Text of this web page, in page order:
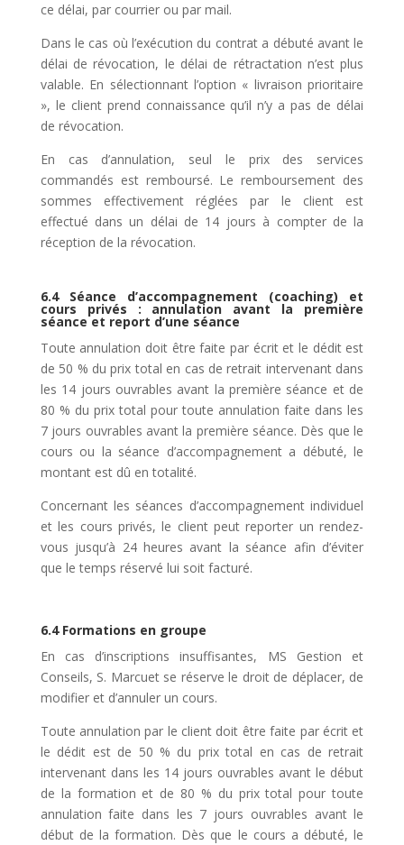
ce délai, par courrier ou par mail.
Dans le cas où l’exécution du contrat a débuté avant le
délai de révocation, le délai de rétractation n’est plus
valable. En sélectionnant l’option « livraison prioritaire
», le client prend connaissance qu’il n’y a pas de délai
de révocation.
En cas d’annulation, seul le prix des services
commandés est remboursé. Le remboursement des
sommes effectivement réglées par le client est
effectué dans un délai de 14 jours à compter de la
réception de la révocation.
6.4 Séance d’accompagnement (coaching) et
cours privés : annulation avant la première
séance et report d’une séance
Toute annulation doit être faite par écrit et le dédit est
de 50 % du prix total en cas de retrait intervenant dans
les 14 jours ouvrables avant la première séance et de
80 % du prix total pour toute annulation faite dans les
7 jours ouvrables avant la première séance. Dès que le
cours ou la séance d’accompagnement a débuté, le
montant est dû en totalité.
Concernant les séances d’accompagnement individuel
et les cours privés, le client peut reporter un rendez-
vous jusqu’à 24 heures avant la séance afin d’éviter
que le temps réservé lui soit facturé.
6.4 Formations en groupe
En cas d’inscriptions insuffisantes, MS Gestion et
Conseils, S. Marcuet se réserve le droit de déplacer, de
modifier et d’annuler un cours.
Toute annulation par le client doit être faite par écrit et
le dédit est de 50 % du prix total en cas de retrait
intervenant dans les 14 jours ouvrables avant le début
de la formation et de 80 % du prix total pour toute
annulation faite dans les 7 jours ouvrables avant le
début de la formation. Dès que le cours a débuté, le